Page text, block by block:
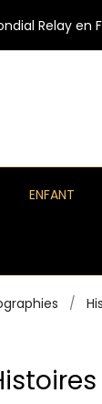
Relay
ENFANT